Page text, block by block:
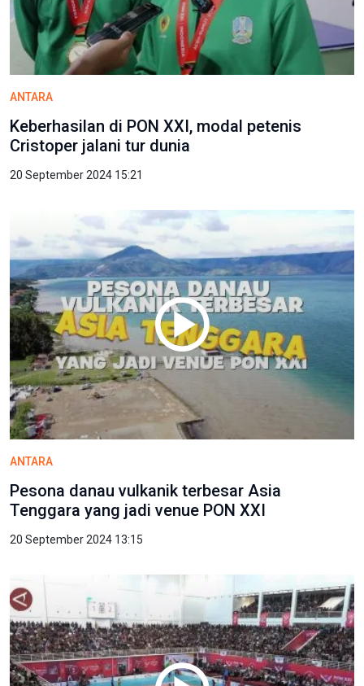
ANTARA
Keberhasilan di PON XXI, modal petenis
Cristoper jalani tur dunia
20 September 2024 15:21
ANTARA
Pesona danau vulkanik terbesar Asia
Tenggara yang jadi venue PON XXI
20 September 2024 13:15